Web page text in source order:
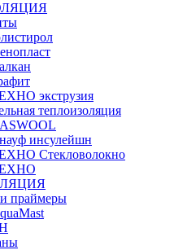
экструзия
теплоизоляция
инсулейшн
Стекловолокно
праймеры